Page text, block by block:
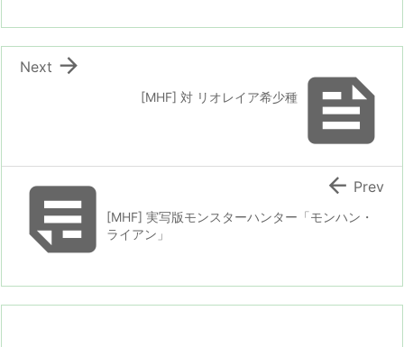

[MHF] 対 リオレイア希少種

Next
[MHF] 実写版モンスターハンター「モンハン・
ライアン」
 Prev